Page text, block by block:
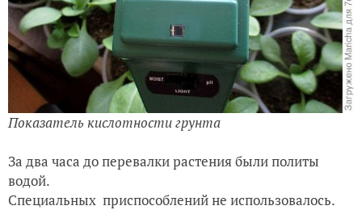
Показатель кислотности грунта
За два часа до перевалки растения были политы
водой.
Специальных приспособлений не использовалось.